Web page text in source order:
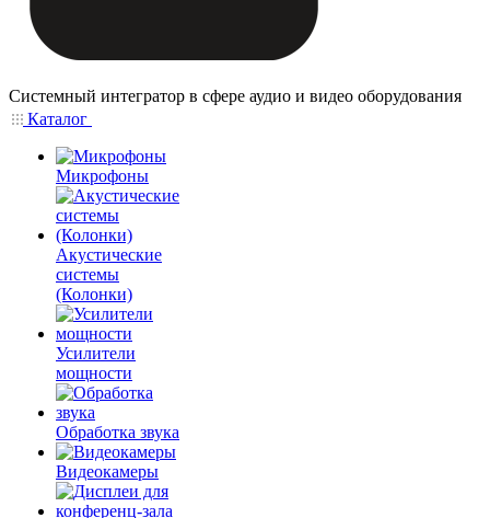
Системный интегратор в сфере аудио и видео оборудования
Каталог
Микрофоны
Акустические
системы
(Колонки)
Усилители
мощности
Обработка звука
Видеокамеры